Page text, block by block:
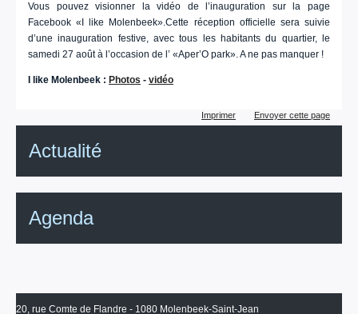
Vous pouvez visionner la vidéo de l’inauguration sur la page
Facebook «I like Molenbeek».Cette réception officielle sera suivie
d’une inauguration festive, avec tous les habitants du quartier, le
samedi 27 août à l’occasion de l’ «Aper’O park». A ne pas manquer !
I like Molenbeek : Photos - vidéo
Imprimer Envoyer cette page
Actualité
Agenda
20, rue Comte de Flandre - 1080 Molenbeek-Saint-Jean